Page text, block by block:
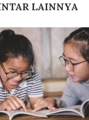
LAINNYA